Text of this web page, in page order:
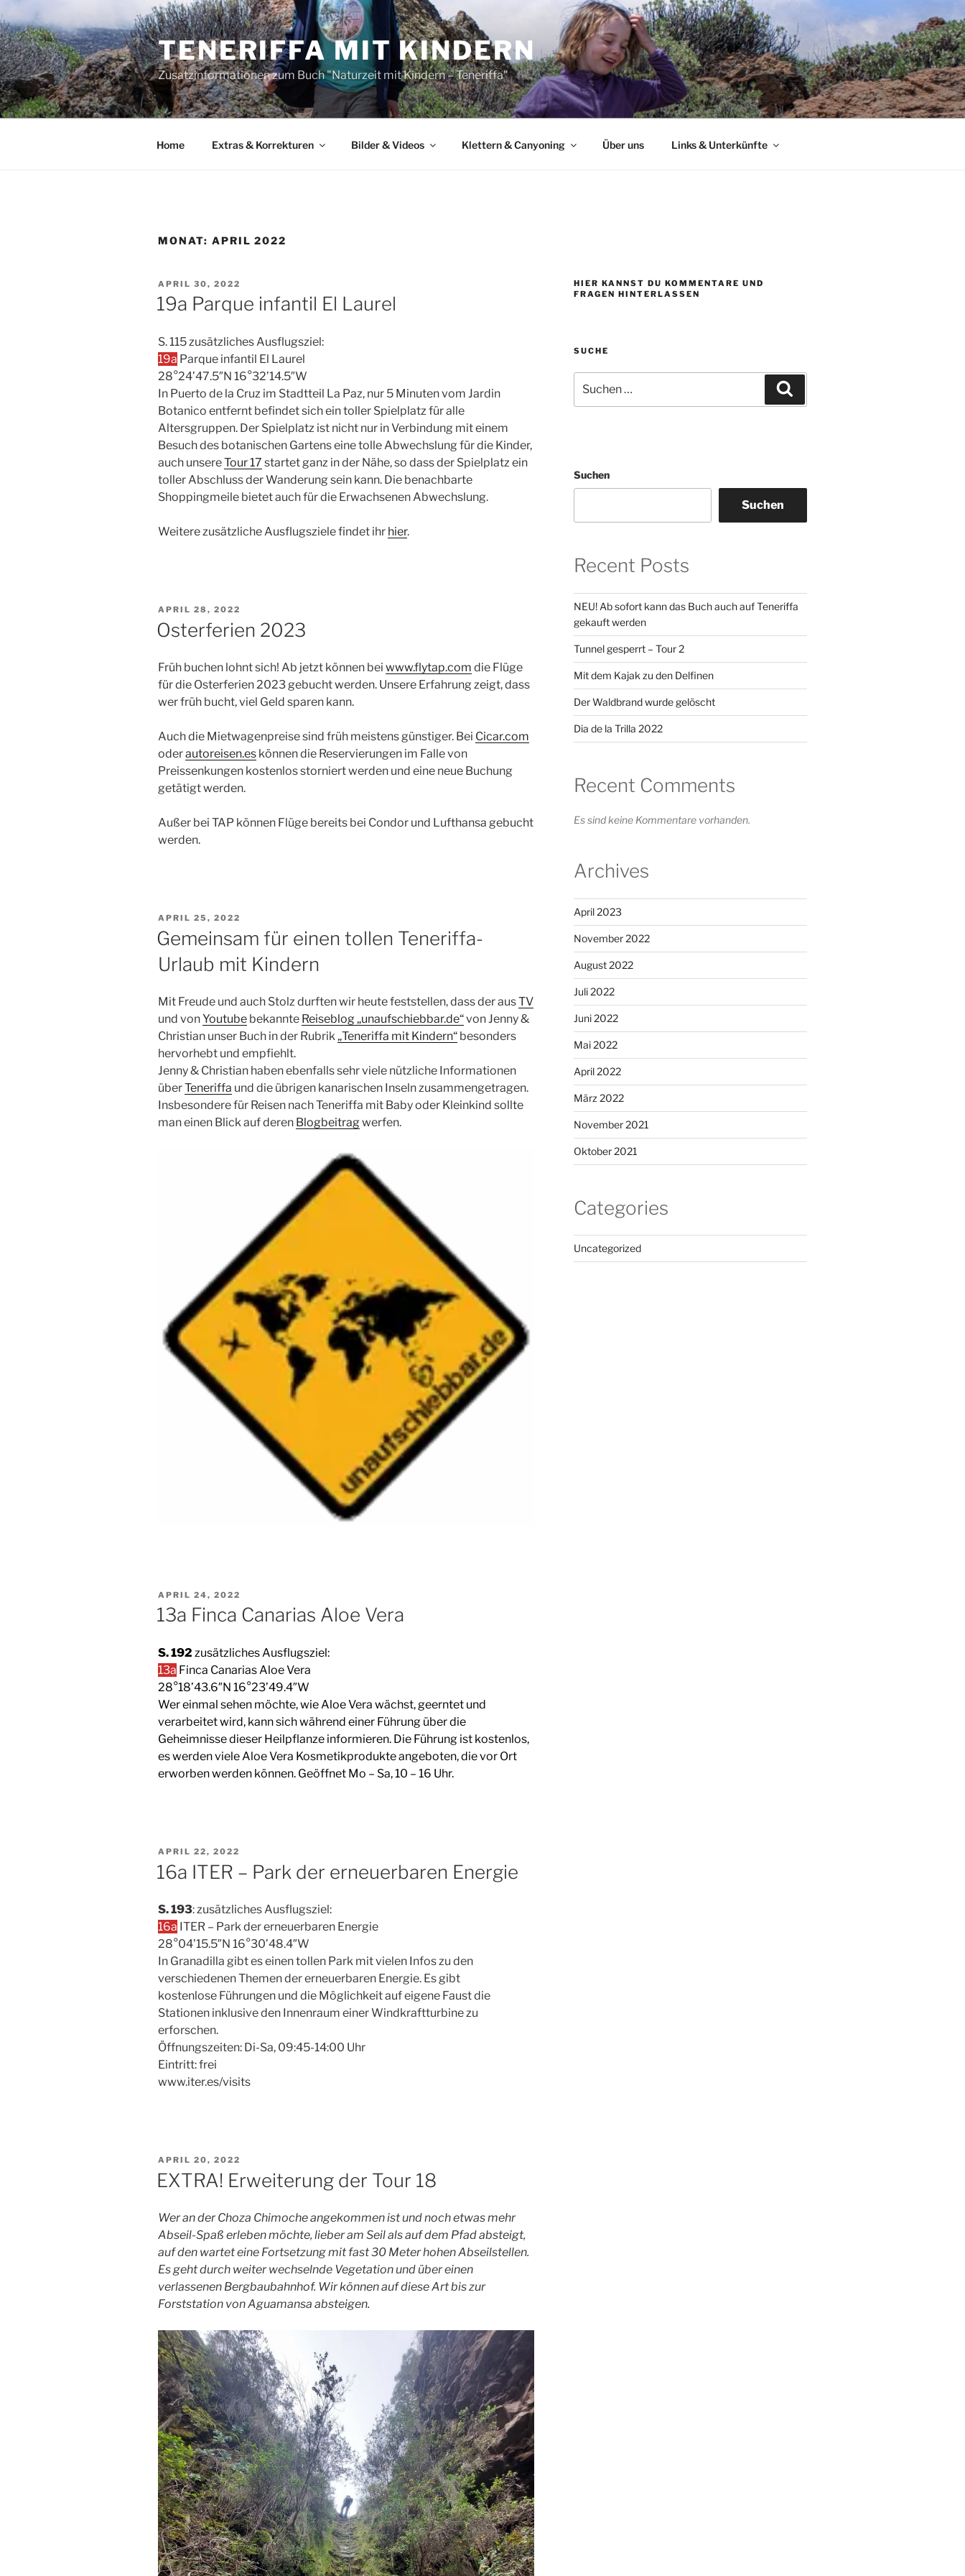
Inhalt
springen
TENERIFFA MIT KINDERN
Zusatzinformationen zum Buch "Naturzeit mit Kindern – Teneriffa"
Home Extras & Korrekturen Bilder & Videos Klettern & Canyoning Über uns Links & Unterkünfte
MONAT: APRIL 2022
VERÖFFENTLICHT
AM
APRIL 30, 2022
19a Parque infantil El Laurel
S. 115 zusätzliches Ausflugsziel:
19a Parque infantil El Laurel
28°24’47.5″N 16°32’14.5″W
In Puerto de la Cruz im Stadtteil La Paz, nur 5 Minuten vom Jardin
Botanico entfernt befindet sich ein toller Spielplatz für alle
Altersgruppen. Der Spielplatz ist nicht nur in Verbindung mit einem
Besuch des botanischen Gartens eine tolle Abwechslung für die Kinder,
auch unsereTour 17 startet ganz in der Nähe, so dass der Spielplatz ein
toller Abschluss der Wanderung sein kann. Die benachbarte
Shoppingmeile bietet auch für die Erwachsenen Abwechslung.
Weitere zusätzliche Ausflugsziele findet ihr hier.
VERÖFFENTLICHT
APRIL 28, 2022
Osterferien 2023
Früh buchen lohnt sich! Ab jetzt können bei www.flytap.com die Flüge
für die Osterferien 2023 gebucht werden. Unsere Erfahrung zeigt, dass
wer früh bucht, viel Geld sparen kann.
Auch die Mietwagenpreise sind früh meistens günstiger. Bei Cicar.com
oderautoreisen.es können die Reservierungen im Falle von
Preissenkungen kostenlos storniert werden und eine neue Buchung
getätigt werden.
Außer bei TAP können Flüge bereits bei Condor und Lufthansa gebucht
werden.
VERÖFFENTLICHT
AM
APRIL 25, 2022
Gemeinsam für einen tollen Teneriffa-
Urlaub mit Kindern
Mit Freude und auch Stolz durften wir heute feststellen, dass der ausTV
und vonYoutube bekannte Reiseblog „unaufschiebbar.de“von Jenny &
Christian unser Buch in der Rubrik „Teneriffa mit Kindern“ besonders
hervorhebt und empfiehlt.
Jenny & Christian haben ebenfalls sehr viele nützliche Informationen
überTeneriffa und die übrigen kanarischen Inseln zusammengetragen.
Insbesondere für Reisen nach Teneriffa mit Baby oder Kleinkind sollte
man einen Blick auf deren Blogbeitragwerfen.
VERÖFFENTLICHT
AM
APRIL 24, 2022
13a Finca Canarias Aloe Vera
S. 192 zusätzliches Ausflugsziel:
13a Finca Canarias Aloe Vera
28°18’43.6″N 16°23’49.4″W
Wer einmal sehen möchte, wie Aloe Vera wächst, geerntet und
verarbeitet wird, kann sich während einer Führung über die
Geheimnisse dieser Heilpflanze informieren. Die Führung ist kostenlos,
es werden viele Aloe Vera Kosmetikprodukte angeboten, die vor Ort
erworben werden können. Geöffnet Mo – Sa, 10 – 16 Uhr.
VERÖFFENTLICHT
AM
APRIL 22, 2022
16a ITER – Park der erneuerbaren Energie
S. 193: zusätzliches Ausflugsziel:
16a ITER – Park der erneuerbaren Energie
28°04’15.5″N 16°30’48.4″W
In Granadilla gibt es einen tollen Park mit vielen Infos zu den
verschiedenen Themen der erneuerbaren Energie. Es gibt
kostenlose Führungen und die Möglichkeit auf eigene Faust die
Stationen inklusive den Innenraum einer Windkraftturbine zu
erforschen.
Öffnungszeiten: Di-Sa, 09:45-14:00 Uhr
Eintritt: frei
www.iter.es/visits
VERÖFFENTLICHT
AM
APRIL 20, 2022
EXTRA! Erweiterung der Tour 18
Wer an der Choza Chimoche angekommen ist und noch etwas mehr
Abseil-Spaß erleben möchte, lieber am Seil als auf dem Pfad absteigt,
auf den wartet eine Fortsetzung mit fast 30 Meter hohen Abseilstellen.
Es geht durch weiter wechselnde Vegetation und über einen
verlassenen Bergbaubahnhof. Wir können auf diese Art bis zur
Forststation von Aguamansa absteigen.
HIER KANNST DU KOMMENTARE UND
FRAGEN HINTERLASSEN
SUCHE
nach:
Suchen
Suchen
Recent Posts
NEU! Ab sofort kann das Buch auch auf Teneriffa
gekauft werden
Tunnel gesperrt – Tour 2
Mit dem Kajak zu den Delfinen
Der Waldbrand wurde gelöscht
Dia de la Trilla 2022
Recent Comments
Es sind keine Kommentare vorhanden.
Archives
April 2023
November 2022
August 2022
Juli 2022
Juni 2022
Mai 2022
April 2022
März 2022
November 2021
Oktober 2021
Categories
Uncategorized